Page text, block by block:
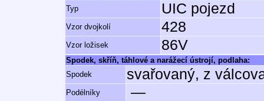
Typ
UIC pojezd
Vzor dvojkolí 428
Vzor ložisek 86V
Spodek, skříň, táhlové a narážecí ústrojí, podlaha:
Spodek
svařovaný, z
Podélníky —